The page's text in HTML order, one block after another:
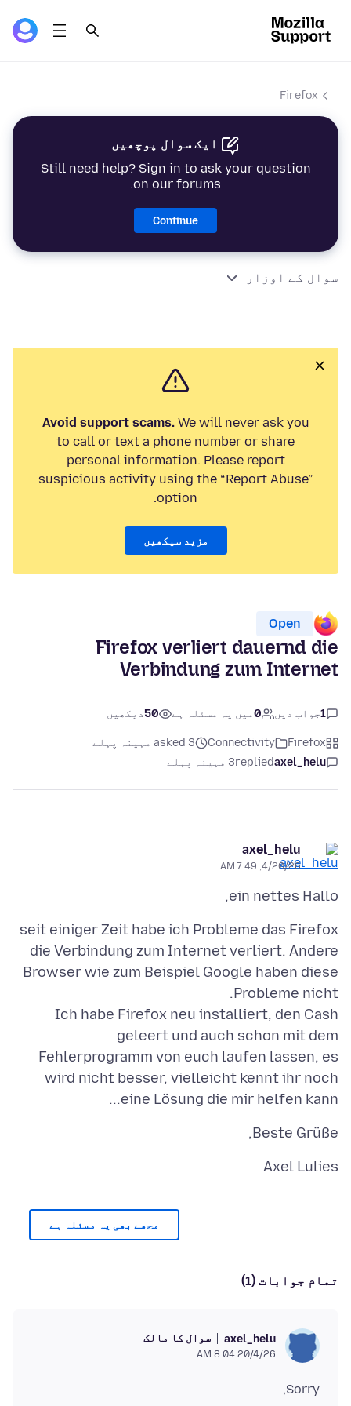
Firefox
ایک سوال پوچھیں
Still need help? Sign in to ask your question
on our forums.
Continue
سوال کے اوزار
Avoid support scams.We will never ask you
to call or text a phone number or share
personal information. Please report
suspicious activity using the “Report Abuse”
option.
مزید سیکھیں
Open
Firefox verliert dauernd die
Verbindung zum Internet
1جواب دیں 0میں یہ مسئلہ ہے 50دیکھیں
Firefox
Connectivity
asked 3 مہینہ پہلے
axel_helu
replied3 مہینہ پہلے
axel_helu
4/20/26, 7:49 AM
ein nettes Hallo,
seit einiger Zeit habe ich Probleme das Firefox
die Verbindung zum Internet verliert. Andere
Browser wie zum Beispiel Google haben diese
Ich habe Firefox neu installiert, den Cash
geleert und auch schon mit dem
Fehlerprogramm von euch laufen lassen, es
wird nicht besser, vielleicht kennt ihr noch
eine Lösung die mir helfen kann...
Beste Grüße,
Axel Lulies
مجھے بھی یہ مسئلہ ہے
تمام جوابات (1)
axel_helu سوال کا مالک
20/4/26 8:04 AM
Sorry,